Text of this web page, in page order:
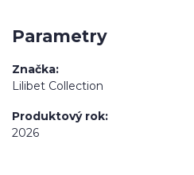
Parametry
Značka
Lilibet Collection
Produktový rok
2026